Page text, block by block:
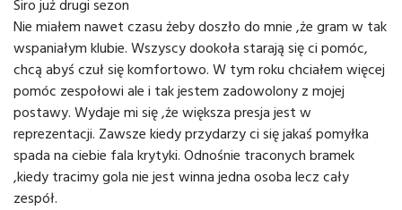
Siro już drugi sezon
Nie miałem nawet czasu żeby doszło do mnie ,że gram w tak
wspaniałym klubie. Wszyscy dookoła starają się ci pomóc,
chcą abyś czuł się komfortowo. W tym roku chciałem więcej
pomóc zespołowi ale i tak jestem zadowolony z mojej
postawy. Wydaje mi się ,że większa presja jest w
reprezentacji. Zawsze kiedy przydarzy ci się jakaś pomyłka
spada na ciebie fala krytyki. Odnośnie traconych bramek
,kiedy tracimy gola nie jest winna jedna osoba lecz cały
zespół.